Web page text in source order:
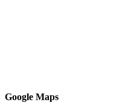
Google Maps